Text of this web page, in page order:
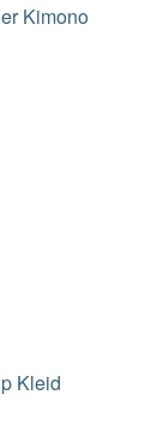
Kimono
Kleid